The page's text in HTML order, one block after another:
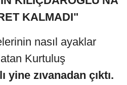
KALMADI"
nasıl ayaklar
Kurtuluş
yine zıvanadan çıktı.